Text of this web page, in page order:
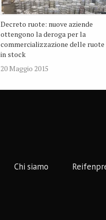
Decreto ruote: nuove aziende
ottengono la deroga per la
commercializzazione delle ruote
in stock
20 Maggio 2015
Chi siamo